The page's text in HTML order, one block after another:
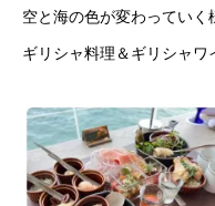
空と海の色が変わっていく
ギリシャ料理＆ギリシャワ